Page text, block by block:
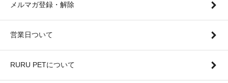
メルマガ登録・解除
営業日ついて
RURU PETについて